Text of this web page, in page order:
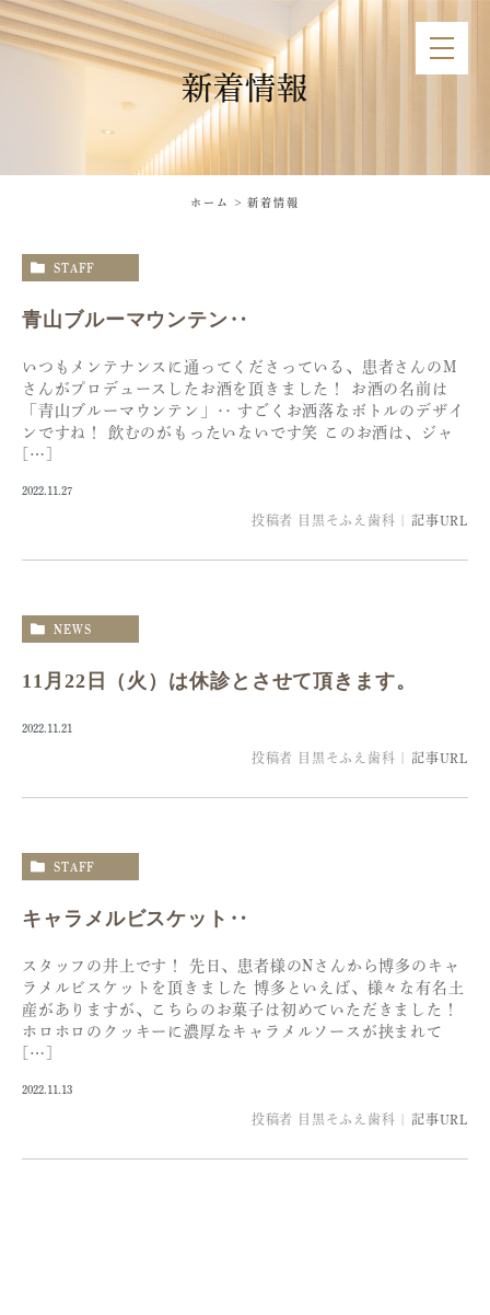
新着情報
ホーム 新着情報
STAFF
青山ブルーマウンテン‥
いつもメンテナンスに通ってくださっている、患者さんのM
さんがプロデュースしたお酒を頂きました！ お酒の名前は
「青山ブルーマウンテン」‥ すごくお洒落なボトルのデザイ
ンですね！ 飲むのがもったいないです笑 このお酒は、ジャ
[…]
2022.11.27
投稿者 目黒そふえ歯科 記事URL
NEWS
11月22日（火）は休診とさせて頂きます。
2022.11.21
投稿者 目黒そふえ歯科 記事URL
STAFF
キャラメルビスケット‥
スタッフの井上です！ 先日、患者様のNさんから博多のキャ
ラメルビスケットを頂きました 博多といえば、様々な有名土
産がありますが、こちらのお菓子は初めていただきました！
ホロホロのクッキーに濃厚なキャラメルソースが挟まれて
[…]
2022.11.13
投稿者 目黒そふえ歯科 記事URL